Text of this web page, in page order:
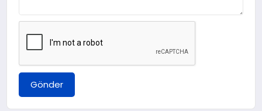
Gönder